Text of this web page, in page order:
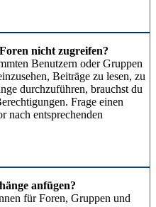
nicht zugreifen?
Benutzern oder Gruppen
Beiträge zu lesen, zu
durchzuführen, brauchst du
Frage einen
nach entsprechenden
anfügen?
für Foren, Gruppen und